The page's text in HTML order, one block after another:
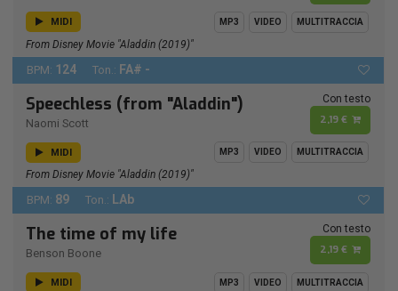
MIDI MP3 VIDEO MULTITRACCIA
From Disney Movie "Aladdin (2019)"
BPM: 124 Ton.: FA# -
Speechless (from "Aladdin")
Naomi Scott
Con testo
2,19 €
MIDI MP3 VIDEO MULTITRACCIA
From Disney Movie "Aladdin (2019)"
BPM: 89 Ton.: LAb
The time of my life
Benson Boone
Con testo
2,19 €
MIDI MP3 VIDEO MULTITRACCIA